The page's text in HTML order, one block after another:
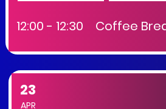
12:00 - 12:30 Coffee
23
APR